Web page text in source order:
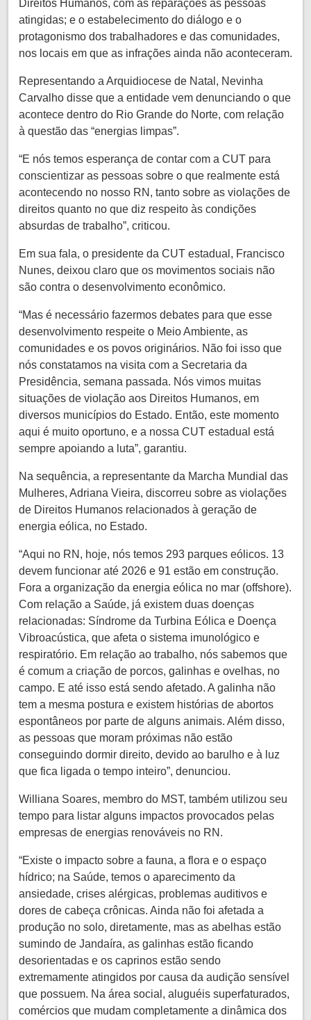
Direitos Humanos, com as reparações às pessoas
atingidas; e o estabelecimento do diálogo e o
protagonismo dos trabalhadores e das comunidades,
nos locais em que as infrações ainda não aconteceram.
Representando a Arquidiocese de Natal, Nevinha
Carvalho disse que a entidade vem denunciando o que
acontece dentro do Rio Grande do Norte, com relação
à questão das “energias limpas”.
“E nós temos esperança de contar com a CUT para
conscientizar as pessoas sobre o que realmente está
acontecendo no nosso RN, tanto sobre as violações de
direitos quanto no que diz respeito às condições
absurdas de trabalho”, criticou.
Em sua fala, o presidente da CUT estadual, Francisco
Nunes, deixou claro que os movimentos sociais não
são contra o desenvolvimento econômico.
“Mas é necessário fazermos debates para que esse
desenvolvimento respeite o Meio Ambiente, as
comunidades e os povos originários. Não foi isso que
nós constatamos na visita com a Secretaria da
Presidência, semana passada. Nós vimos muitas
situações de violação aos Direitos Humanos, em
diversos municípios do Estado. Então, este momento
aqui é muito oportuno, e a nossa CUT estadual está
sempre apoiando a luta”, garantiu.
Na sequência, a representante da Marcha Mundial das
Mulheres, Adriana Vieira, discorreu sobre as violações
de Direitos Humanos relacionados à geração de
energia eólica, no Estado.
“Aqui no RN, hoje, nós temos 293 parques eólicos. 13
devem funcionar até 2026 e 91 estão em construção.
Fora a organização da energia eólica no mar (offshore).
Com relação a Saúde, já existem duas doenças
relacionadas: Síndrome da Turbina Eólica e Doença
Vibroacústica, que afeta o sistema imunológico e
respiratório. Em relação ao trabalho, nós sabemos que
é comum a criação de porcos, galinhas e ovelhas, no
campo. E até isso está sendo afetado. A galinha não
tem a mesma postura e existem histórias de abortos
espontâneos por parte de alguns animais. Além disso,
as pessoas que moram próximas não estão
conseguindo dormir direito, devido ao barulho e à luz
que fica ligada o tempo inteiro”, denunciou.
Williana Soares, membro do MST, também utilizou seu
tempo para listar alguns impactos provocados pelas
empresas de energias renováveis no RN.
“Existe o impacto sobre a fauna, a flora e o espaço
hídrico; na Saúde, temos o aparecimento da
ansiedade, crises alérgicas, problemas auditivos e
dores de cabeça crônicas. Ainda não foi afetada a
produção no solo, diretamente, mas as abelhas estão
sumindo de Jandaíra, as galinhas estão ficando
desorientadas e os caprinos estão sendo
extremamente atingidos por causa da audição sensível
que possuem. Na área social, aluguéis superfaturados,
comércios que mudam completamente a dinâmica dos